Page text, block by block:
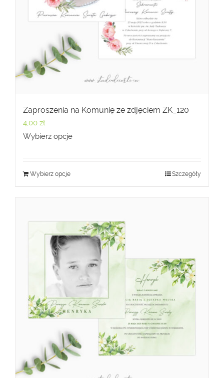
Zaproszenia na Komunię ze zdjęciem ZK_120
4,00 zł
Wybierz opcje
Wybierz opcje Szczegóły